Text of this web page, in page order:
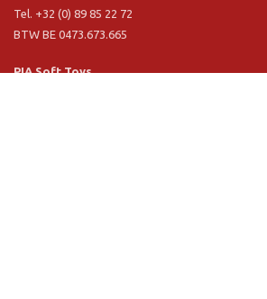
Tel. +32 (0) 89 85 22 72
BTW BE 0473.673.665
PIA Soft Toys